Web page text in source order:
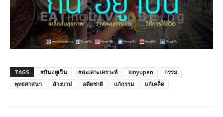
TAGS #กินอยูเป็น #สะเดาะเคราะห์ kinyupen
กรรม
พุทธศาสนา
ล้างบาป อดีตชาติ แก้กรรม แก้เคล็ด